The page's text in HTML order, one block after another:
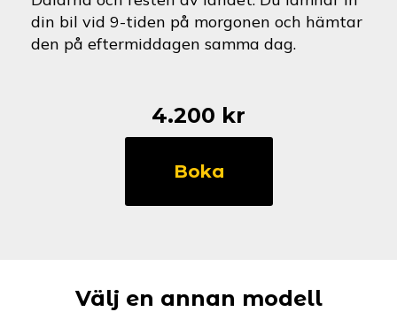
din bil vid 9-tiden på morgonen och hämtar
den på eftermiddagen samma dag.
4.200 kr
Fiat
rutor)
Boka
Välj en annan modell